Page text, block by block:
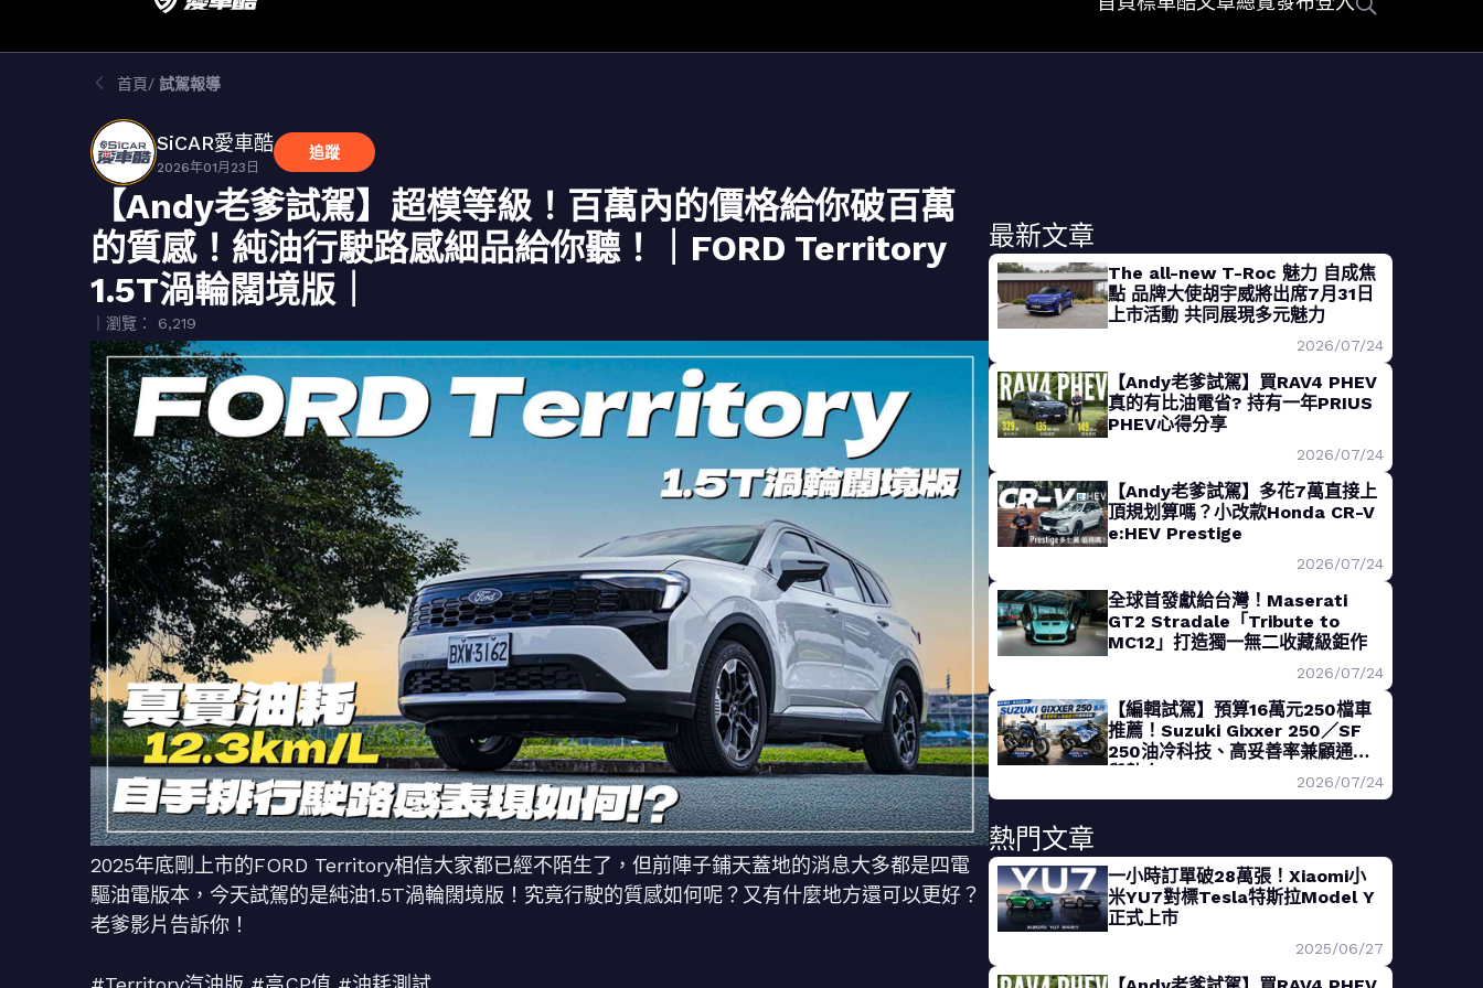
首頁 試駕報導
SiCAR愛車酷
2026年01月23日
追蹤
【Andy老爹試駕】超模等級！百萬內的價格給你破百萬
的質感！純油行駛路感細品給你聽！｜FORD Territory
1.5T渦輪闊境版｜
｜瀏覽： 6,219
2025年底剛上市的FORD Territory相信大家都已經不陌生了，但前陣子鋪天蓋地的消息大多都是四電
驅油電版本，今天試駕的是純油1.5T渦輪闊境版！究竟行駛的質感如何呢？又有什麼地方還可以更好？
老爹影片告訴你！
最新文章
The all-new T-Roc 魅力 自成焦
點 品牌大使胡宇威將出席7月31日
上市活動 共同展現多元魅力
2026/07/24
【Andy老爹試駕】買RAV4 PHEV
真的有比油電省? 持有一年PRIUS
PHEV心得分享
2026/07/24
【Andy老爹試駕】多花7萬直接上
頂規划算嗎？小改款Honda CR-V
e:HEV Prestige
2026/07/24
全球首發獻給台灣！Maserati
GT2 Stradale「Tribute to
MC12」打造獨一無二收藏級鉅作
2026/07/24
【編輯試駕】預算16萬元250檔車
推薦！Suzuki Gixxer 250／SF
250油冷科技、高妥善率兼顧通勤
與熱血
2026/07/24
熱門文章
一小時訂單破28萬張！Xiaomi小
米YU7對標Tesla特斯拉Model Y
正式上市
2025/06/27